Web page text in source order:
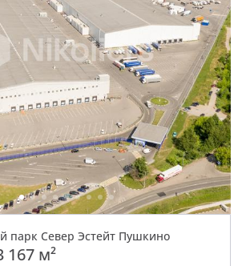
парк Север Эстейт Пушкино
167 м²